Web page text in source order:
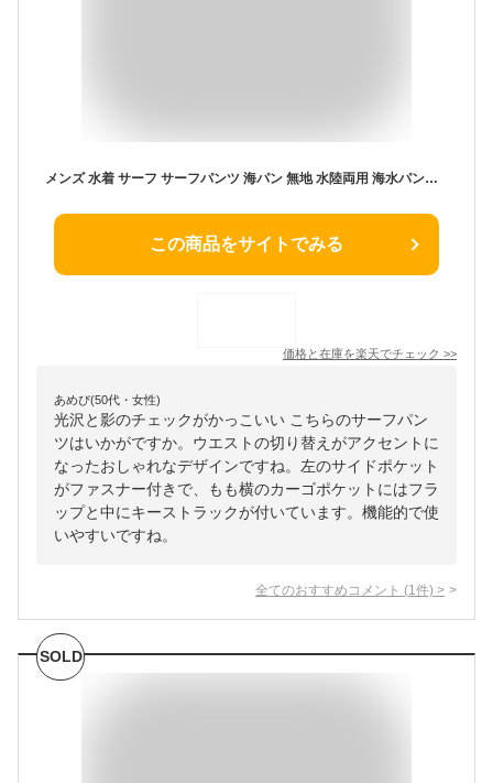
メンズ 水着 サーフ サーフパンツ 海パン 無地 水陸両用 海水パンツ ボードショーツ 黒 ブラック フィジーク S M L 2L 3L 4L 大きいサイズ ns-2596-02
この商品をサイトでみる
価格と在庫を楽天でチェック >>
あめぴ(50代・女性)
光沢と影のチェックがかっこいい こちらのサーフパン
ツはいかがですか。ウエストの切り替えがアクセントに
なったおしゃれなデザインですね。左のサイドポケット
がファスナー付きで、もも横のカーゴポケットにはフラ
ップと中にキーストラックが付いています。機能的で使
いやすいですね。
全てのおすすめコメント (1 件) >
SOLD